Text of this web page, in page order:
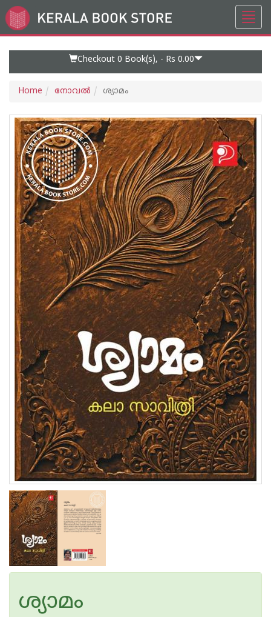
Go
to
Checkout 0 Book(s), - Rs 0.00
Home നോവല്‍ ശ്യാമം
ശ്യാമം